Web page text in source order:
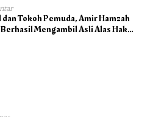
Tokoh Pemuda, Amir Hamzah
Mengambil Asli Alas Hak